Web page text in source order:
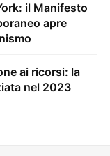
il Manifesto
apre
ai ricorsi: la
nel 2023